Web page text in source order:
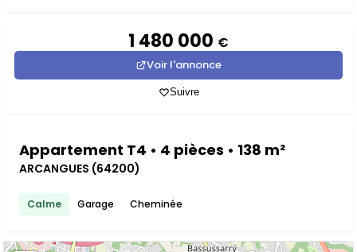
1 480 000 €
Voir l'annonce
Suivre
Appartement T4 • 4 pièces • 138 m²
ARCANGUES (64200)
Calme Garage Cheminée